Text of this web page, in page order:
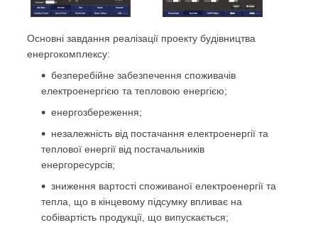
Основні завдання реалізації проекту будівництва
енергокомплексу:
безперебійне забезпечення споживачів
електроенергією та тепловою енергією;
енергозбереження;
незалежність від постачання електроенергії та
теплової енергії від постачальників
енергоресурсів;
зниження вартості споживаної електроенергії та
тепла, що в кінцевому підсумку впливає на
собівартість продукції, що випускається;